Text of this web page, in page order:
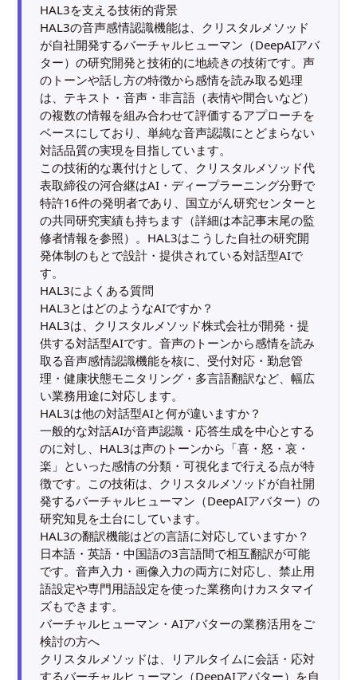
HAL3を支える技術的背景
HAL3の音声感情認識機能は、クリスタルメソッド
が自社開発するバーチャルヒューマン（DeepAIアバ
ター）の研究開発と技術的に地続きの技術です。声
のトーンや話し方の特徴から感情を読み取る処理
は、テキスト・音声・非言語（表情や間合いなど）
の複数の情報を組み合わせて評価するアプローチを
ベースにしており、単純な音声認識にとどまらない
対話品質の実現を目指しています。
この技術的な裏付けとして、クリスタルメソッド代
表取締役の河合継はAI・ディープラーニング分野で
特許16件の発明者であり、国立がん研究センターと
の共同研究実績も持ちます（詳細は本記事末尾の監
修者情報を参照）。HAL3はこうした自社の研究開
発体制のもとで設計・提供されている対話型AIで
す。
HAL3によくある質問
HAL3とはどのようなAIですか？
HAL3は、クリスタルメソッド株式会社が開発・提
供する対話型AIです。音声のトーンから感情を読み
取る音声感情認識機能を核に、受付対応・勤怠管
理・健康状態モニタリング・多言語翻訳など、幅広
い業務用途に対応します。
HAL3は他の対話型AIと何が違いますか？
一般的な対話AIが音声認識・応答生成を中心とする
のに対し、HAL3は声のトーンから「喜・怒・哀・
楽」といった感情の分類・可視化まで行える点が特
徴です。この技術は、クリスタルメソッドが自社開
発するバーチャルヒューマン（DeepAIアバター）の
研究知見を土台にしています。
HAL3の翻訳機能はどの言語に対応していますか？
日本語・英語・中国語の3言語間で相互翻訳が可能
です。音声入力・画像入力の両方に対応し、禁止用
語設定や専門用語設定を使った業務向けカスタマイ
ズもできます。
バーチャルヒューマン・AIアバターの業務活用をご
検討の方へ
クリスタルメソッドは、リアルタイムに会話・応対
するバーチャルヒューマン（DeepAIアバター）を自